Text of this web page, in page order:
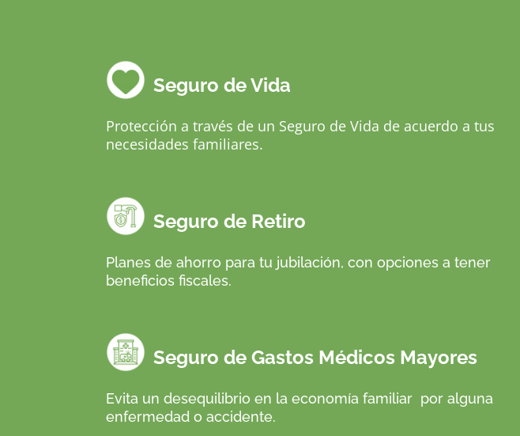
Seguro de Vida
Protección a través de un Seguro de Vida de acuerdo a tus
necesidades familiares.
Seguro de Retiro
Planes de ahorro para tu jubilación, con opciones a tener
beneficios fiscales.
Seguro de Gastos Médicos Mayores
Evita un desequilibrio en la economía familiar por alguna
enfermedad o accidente.